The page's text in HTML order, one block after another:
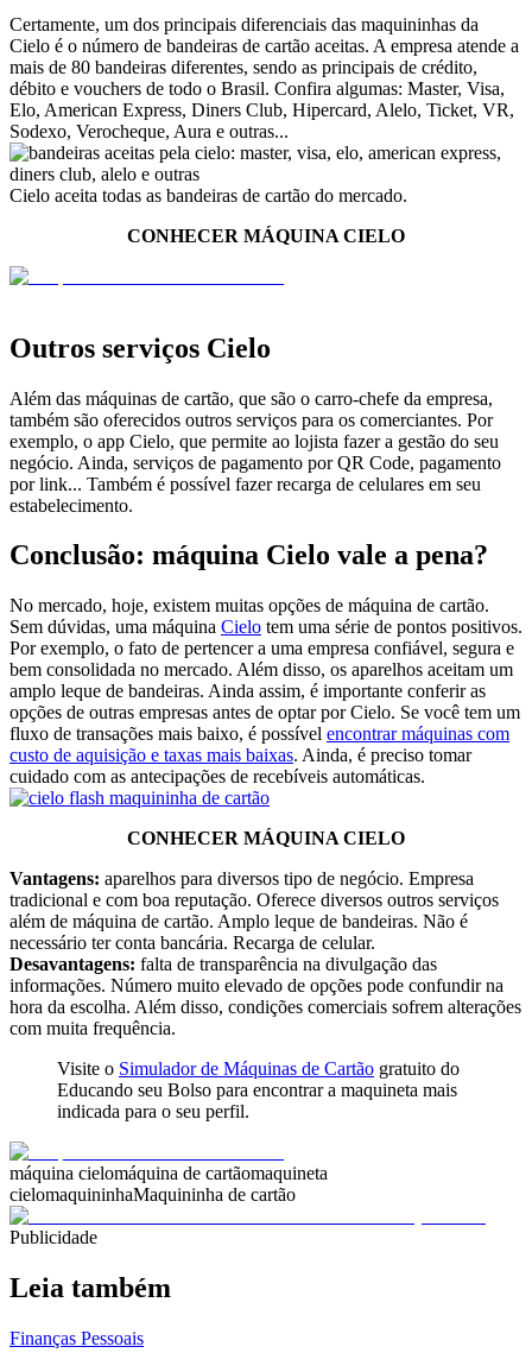
Certamente, um dos principais diferenciais das maquininhas da
Cielo é o número de bandeiras de cartão aceitas. A empresa atende a
mais de 80 bandeiras diferentes, sendo as principais de crédito,
débito e vouchers de todo o Brasil. Confira algumas: Master, Visa,
Elo, American Express, Diners Club, Hipercard, Alelo, Ticket, VR,
Sodexo, Verocheque, Aura e outras...
Cielo aceita todas as bandeiras de cartão do mercado.
CONHECER MÁQUINA CIELO
Outros serviços Cielo
Além das máquinas de cartão, que são o carro-chefe da empresa,
também são oferecidos outros serviços para os comerciantes. Por
exemplo, o app Cielo, que permite ao lojista fazer a gestão do seu
negócio. Ainda, serviços de pagamento por QR Code, pagamento
por link... Também é possível fazer recarga de celulares em seu
estabelecimento.
Conclusão: máquina Cielo vale a pena?
No mercado, hoje, existem muitas opções de máquina de cartão.
Sem dúvidas, uma máquina Cielo tem uma série de pontos positivos.
Por exemplo, o fato de pertencer a uma empresa confiável, segura e
bem consolidada no mercado. Além disso, os aparelhos aceitam um
amplo leque de bandeiras. Ainda assim, é importante conferir as
opções de outras empresas antes de optar por Cielo. Se você tem um
fluxo de transações mais baixo, é possível encontrar máquinas com
custo de aquisição e taxas mais baixas. Ainda, é preciso tomar
cuidado com as antecipações de recebíveis automáticas.
CONHECER MÁQUINA CIELO
Vantagens: aparelhos para diversos tipo de negócio. Empresa
tradicional e com boa reputação. Oferece diversos outros serviços
além de máquina de cartão. Amplo leque de bandeiras. Não é
necessário ter conta bancária. Recarga de celular.
Desavantagens: falta de transparência na divulgação das
informações. Número muito elevado de opções pode confundir na
hora da escolha. Além disso, condições comerciais sofrem alterações
com muita frequência.
Visite o Simulador de Máquinas de Cartão gratuito do
Educando seu Bolso para encontrar a maquineta mais
indicada para o seu perfil.
máquina cielomáquina de cartãomaquineta
cielomaquininhaMaquininha de cartão
Publicidade
Leia também
Finanças Pessoais